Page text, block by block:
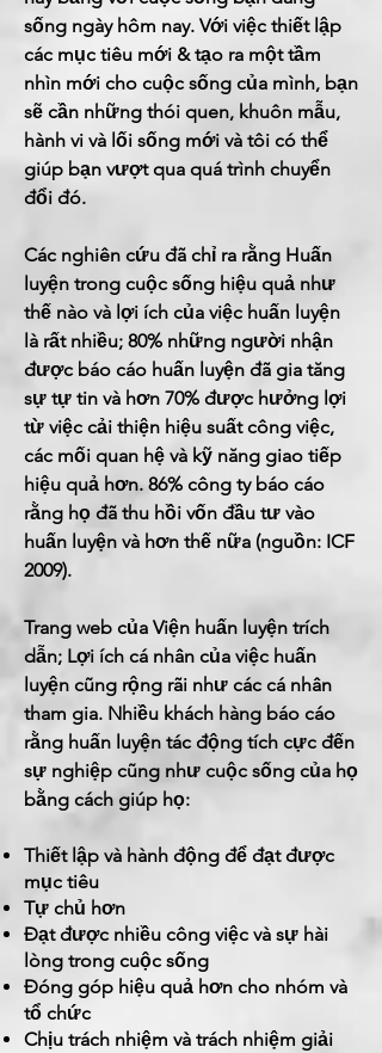
sống ngày hôm nay. Với việc thiết lập
các mục tiêu mới & tạo ra một tầm
nhìn mới cho cuộc sống của mình, bạn
sẽ cần những thói quen, khuôn mẫu,
hành vi và lối sống mới và tôi có thể
giúp bạn vượt qua quá trình chuyển
đổi đó.
Các nghiên cứu đã chỉ ra rằng Huấn
luyện trong cuộc sống hiệu quả như
thế nào và lợi ích của việc huấn luyện
là rất nhiều; 80% những người nhận
được báo cáo huấn luyện đã gia tăng
sự tự tin và hơn 70% được hưởng lợi
từ việc cải thiện hiệu suất công việc,
các mối quan hệ và kỹ năng giao tiếp
hiệu quả hơn. 86% công ty báo cáo
rằng họ đã thu hồi vốn đầu tư vào
huấn luyện và hơn thế nữa (nguồn: ICF
2009).
Trang web của Viện huấn luyện trích
dẫn; Lợi ích cá nhân của việc huấn
luyện cũng rộng rãi như các cá nhân
tham gia. Nhiều khách hàng báo cáo
rằng huấn luyện tác động tích cực đến
sự nghiệp cũng như cuộc sống của họ
bằng cách giúp họ:
Thiết lập và hành động để đạt được
mục tiêu
Tự chủ hơn
Đạt được nhiều công việc và sự hài
lòng trong cuộc sống
Đóng góp hiệu quả hơn cho nhóm và
tổ chức
Chịu trách nhiệm và trách nhiệm giải